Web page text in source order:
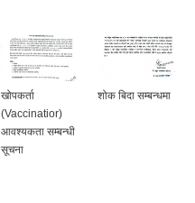
खोपकर्ता
(Vaccinatior)
आवश्यकता सम्बन्धी
सूचना
शोक बिदा सम्बन्धमा